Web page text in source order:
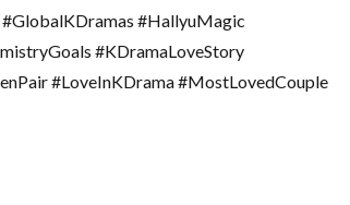
#HallyuMagic
#KDramaLoveStory
#LoveInKDrama #MostLovedCouple